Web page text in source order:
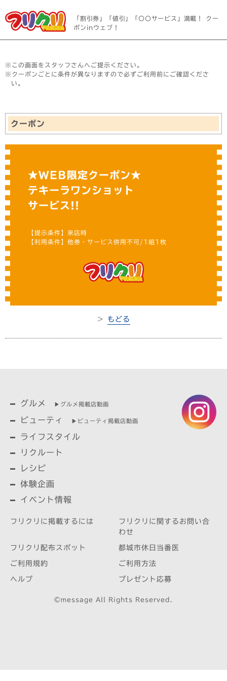
「割引券」「値引」「〇〇サービス」満載！ クー
ポンinウェブ！
※この画面をスタッフさんへご提示ください。
※クーポンごとに条件が異なりますので必ずご利用前にご確認くださ
い。
クーポン
★WEB限定クーポン★
テキーラワンショット
サービス!!
【提示条件】来店時
【利用条件】他券・サービス併用不可/1組1枚
＞ もどる
グルメ ▶︎グルメ掲載店動画
ビューティ ▶︎ビューティ掲載店動画
ライフスタイル
リクルート
レシピ
体験企画
イベント情報
フリクリに掲載するには
フリクリに関するお問い合
わせ
フリクリ配布スポット 都城市休日当番医
ご利用規約 ご利用方法
ヘルプ プレゼント応募
©message All Rights Reserved.